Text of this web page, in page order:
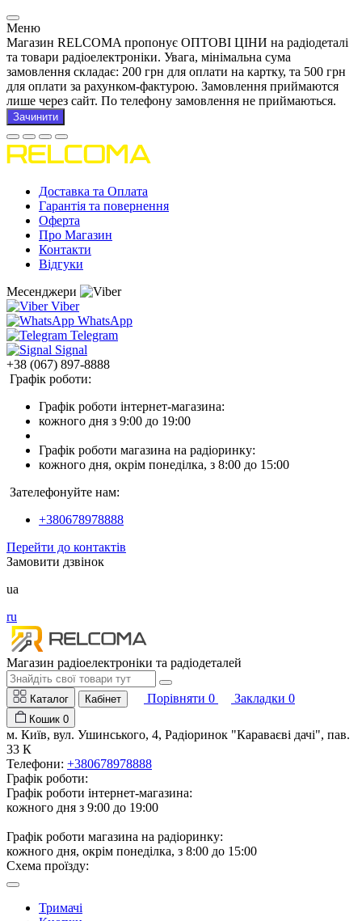
Меню
Магазин RELCOMA пропонує ОПТОВІ ЦІНИ на радіодеталі
та товари радіоелектроніки. Увага, мінімальна сума
замовлення складає: 200 грн для оплати на картку, та 500 грн
для оплати за рахунком-фактурою. Замовлення приймаются
лише через сайт. По телефону замовлення не приймаються.
Зачинити
Доставка та Оплата
Гарантія та повернення
Оферта
Про Магазин
Контакти
Відгуки
Месенджери
Viber
WhatsApp
Telegram
Signal
+38 (067) 897-8888
Графік роботи:
Графік роботи інтернет-магазина:
кожного дня з 9:00 до 19:00
Графік роботи магазина на радіоринку:
кожного дня, окрім понеділка, з 8:00 до 15:00
Зателефонуйте нам:
+380678978888
Перейти до контактів
Замовити дзвінок
ua
ru
Магазин радіоелектроніки та радіодеталей
Каталог Кабінет Порівняти 0 Закладки 0
Кошик 0
м. Київ, вул. Ушинського, 4, Радіоринок "Караваєві дачі", пав.
33 К
Телефони: +380678978888
Графік роботи:
Графік роботи інтернет-магазина:
кожного дня з 9:00 до 19:00
Графік роботи магазина на радіоринку:
кожного дня, окрім понеділка, з 8:00 до 15:00
Схема проїзду:
Тримачі